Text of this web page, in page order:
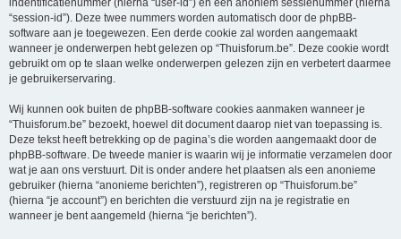
indentificatienummer (hierna “user-id”) en een anoniem sessienummer (hierna
“session-id”). Deze twee nummers worden automatisch door de phpBB-
software aan je toegewezen. Een derde cookie zal worden aangemaakt
wanneer je onderwerpen hebt gelezen op “Thuisforum.be”. Deze cookie wordt
gebruikt om op te slaan welke onderwerpen gelezen zijn en verbetert daarmee
je gebruikerservaring.
Wij kunnen ook buiten de phpBB-software cookies aanmaken wanneer je
“Thuisforum.be” bezoekt, hoewel dit document daarop niet van toepassing is.
Deze tekst heeft betrekking op de pagina’s die worden aangemaakt door de
phpBB-software. De tweede manier is waarin wij je informatie verzamelen door
wat je aan ons verstuurt. Dit is onder andere het plaatsen als een anonieme
gebruiker (hierna “anonieme berichten”), registreren op “Thuisforum.be”
(hierna “je account”) en berichten die verstuurd zijn na je registratie en
wanneer je bent aangemeld (hierna “je berichten”).